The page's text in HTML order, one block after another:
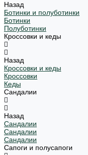
Назад
Ботинки и полуботинки
Ботинки
Полуботинки
Кроссовки и кеды
Назад
Кроссовки и кеды
Кроссовки
Кеды
Сандалии
Назад
Сандалии
Сандалии
Сандалии
Сапоги и полусапоги